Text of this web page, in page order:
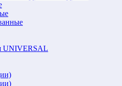
UNIVERSAL